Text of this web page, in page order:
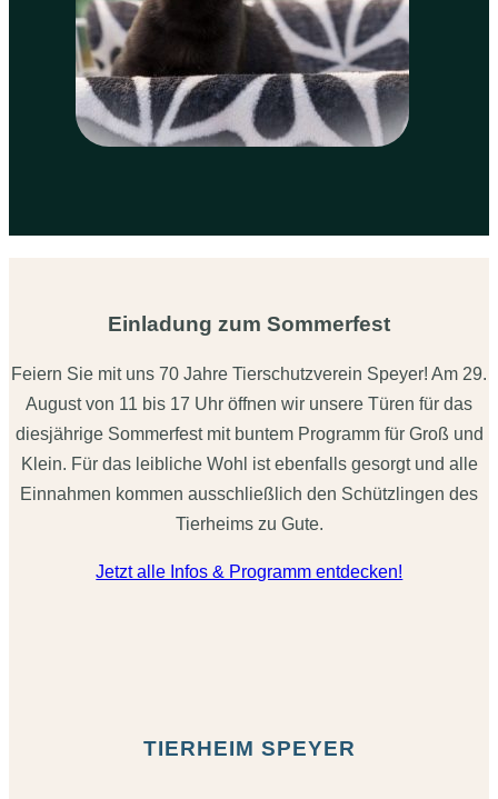
Einladung zum Sommerfest
Feiern Sie mit uns 70 Jahre Tierschutzverein Speyer! Am 29.
August von 11 bis 17 Uhr öffnen wir unsere Türen für das
diesjährige Sommerfest mit buntem Programm für Groß und
Klein. Für das leibliche Wohl ist ebenfalls gesorgt und alle
Einnahmen kommen ausschließlich den Schützlingen des
Tierheims zu Gute.
Jetzt alle Infos & Programm entdecken!
TIERHEIM SPEYER